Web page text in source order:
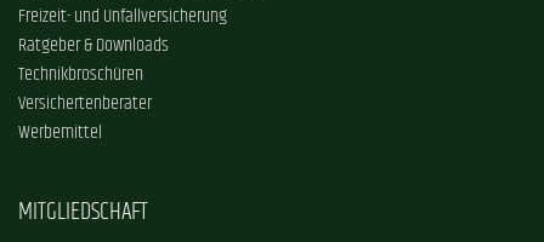
Freizeit- und Unfallversicherung
Ratgeber & Downloads
Technikbroschüren
Versichertenberater
Werbemittel
MITGLIEDSCHAFT